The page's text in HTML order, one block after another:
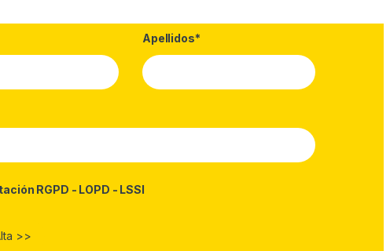
Apellidos*
RGPD - LOPD - LSSI